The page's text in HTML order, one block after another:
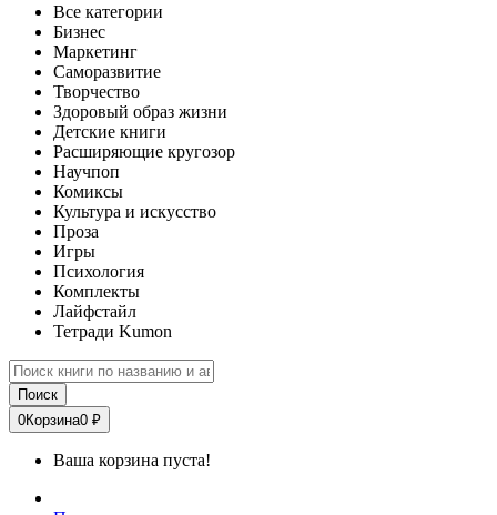
Все категории
Бизнес
Маркетинг
Саморазвитие
Творчество
Здоровый образ жизни
Детские книги
Расширяющие кругозор
Научпоп
Комиксы
Культура и искусство
Проза
Игры
Психология
Комплекты
Лайфстайл
Тетради Kumon
Поиск
0Корзина0 ₽
Ваша корзина пуста!